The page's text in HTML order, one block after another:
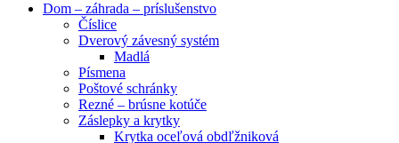
Dom – záhrada – príslušenstvo
Číslice
Dverový závesný systém
Madlá
Písmena
Poštové schránky
Rezné – brúsne kotúče
Záslepky a krytky
Krytka oceľová obdľžniková